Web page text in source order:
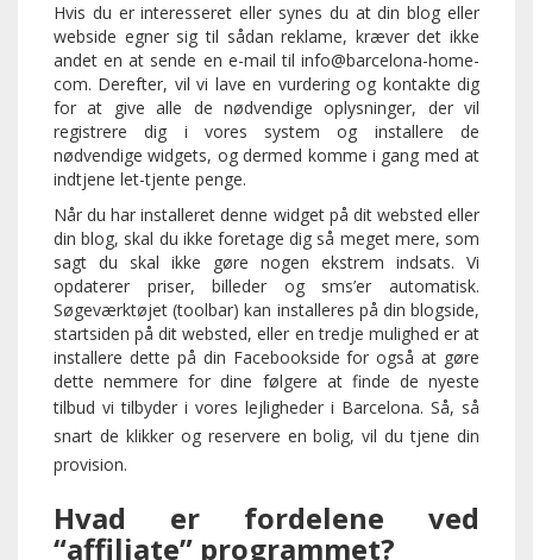
Hvis du er interesseret eller synes du at din blog eller
webside egner sig til sådan reklame, kræver det ikke
andet en at sende en e-mail til info@barcelona-home-
com. Derefter, vil vi lave en vurdering og kontakte dig
for at give alle de nødvendige oplysninger, der vil
registrere dig i vores system og installere de
nødvendige widgets, og dermed komme i gang med at
indtjene let-tjente penge.
Når du har installeret denne widget på dit websted eller
din blog, skal du ikke foretage dig så meget mere, som
sagt du skal ikke gøre nogen ekstrem indsats. Vi
opdaterer priser, billeder og sms’er automatisk.
Søgeværktøjet (toolbar) kan installeres på din blogside,
startsiden på dit websted, eller en tredje mulighed er at
installere dette på din Facebookside for også at gøre
dette nemmere for dine følgere at finde de nyeste
tilbud vi tilbyder i vores lejligheder i Barcelona. Så, så
snart de klikker og reservere en bolig, vil du tjene din
provision.
Hvad er fordelene ved
“affiliate” programmet?